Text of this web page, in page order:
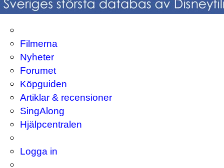
Filmerna
Nyheter
Forumet
Köpguiden
Artiklar & recensioner
SingAlong
Hjälpcentralen
Logga in